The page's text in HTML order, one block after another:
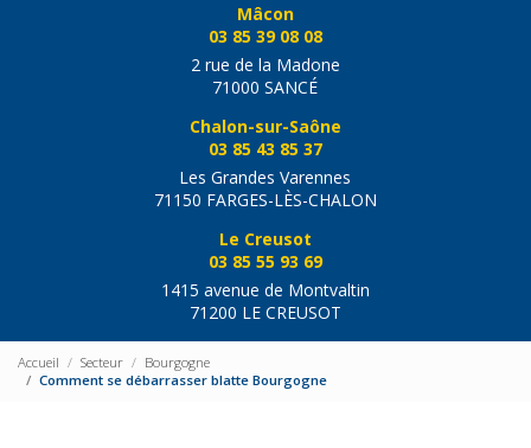
Mâcon
03 85 39 08 08
2 rue de la Madone
71000 SANCÉ
Chalon-sur-Saône
03 85 43 85 37
Les Grandes Varennes
71150 FARGES-LÈS-CHALON
Le Creusot
03 85 55 93 69
1415 avenue de Montvaltin
71200 LE CREUSOT
Accueil Secteur
Bourgogne
Comment se débarrasser blatte Bourgogne